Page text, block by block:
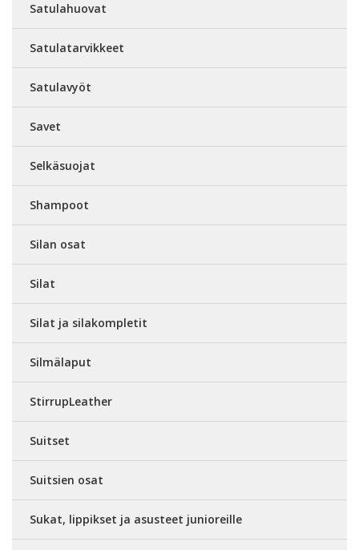
Satulahuovat
Satulatarvikkeet
Satulavyöt
Savet
Selkäsuojat
Shampoot
Silan osat
Silat
Silat ja silakompletit
Silmälaput
StirrupLeather
Suitset
Suitsien osat
Sukat, lippikset ja asusteet junioreille